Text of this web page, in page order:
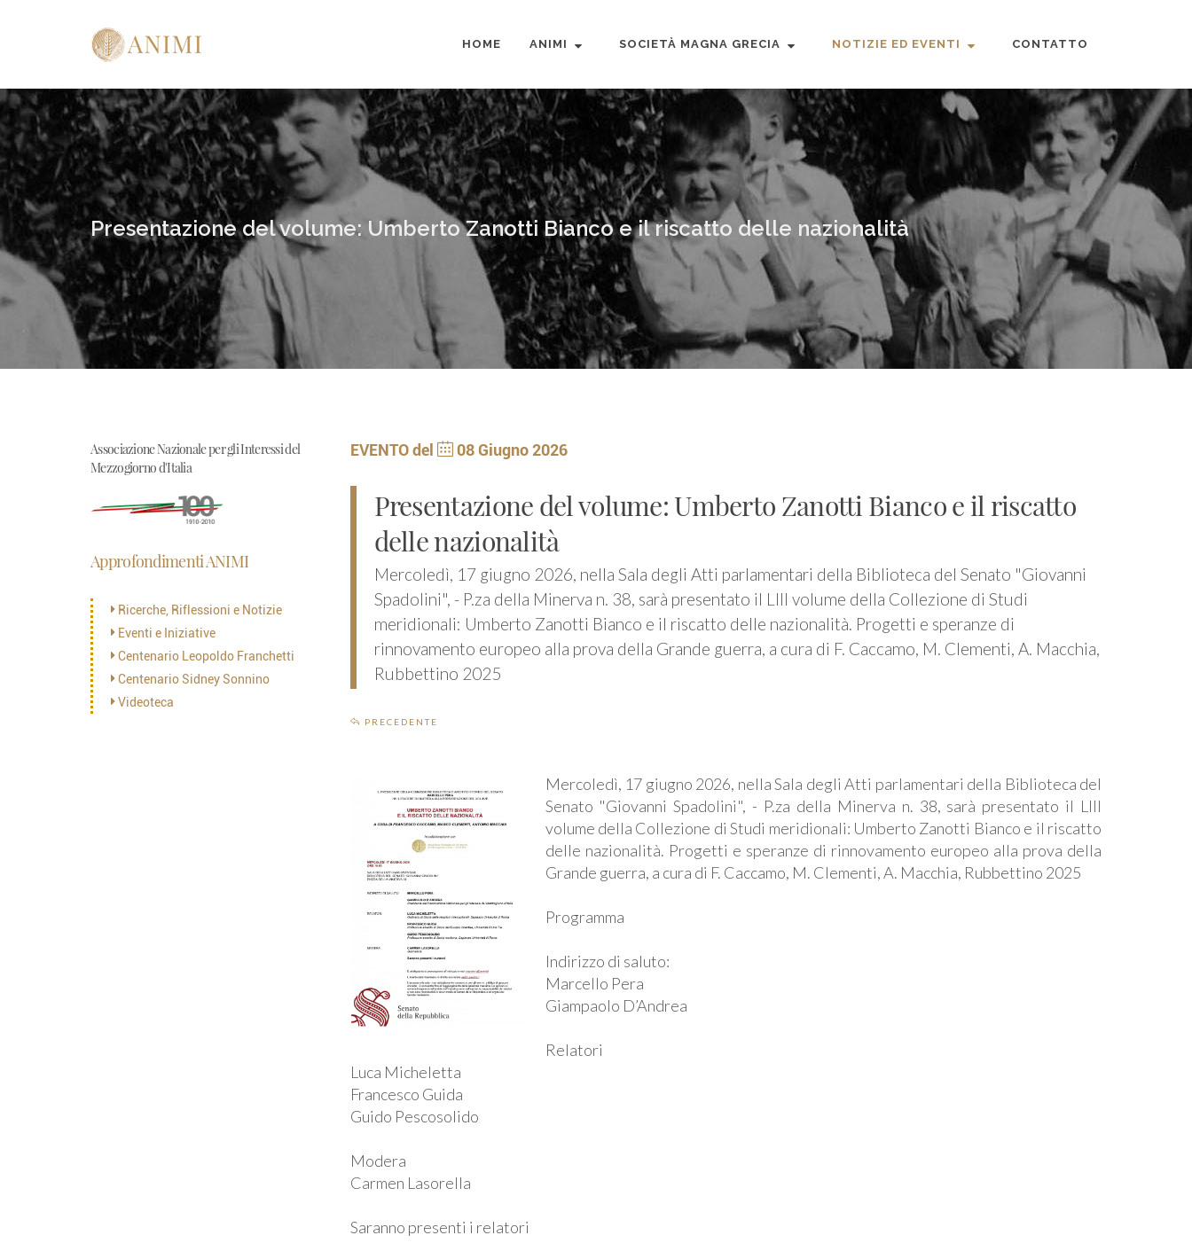
HOME ANIMI SOCIETÀ MAGNA GRECIA NOTIZIE ED EVENTI CONTATTO
Presentazione del volume: Umberto Zanotti Bianco e il riscatto delle nazionalità
Associazione Nazionale per gli Interessi del
Mezzogiorno d'Italia
Approfondimenti ANIMI
Ricerche, Riflessioni e Notizie
Eventi e Iniziative
Centenario Leopoldo Franchetti
Centenario Sidney Sonnino
Videoteca
EVENTO del 08 Giugno 2026
Presentazione del volume: Umberto Zanotti Bianco e il riscatto
delle nazionalità
Mercoledì, 17 giugno 2026, nella Sala degli Atti parlamentari della Biblioteca del Senato "Giovanni
Spadolini", - P.za della Minerva n. 38, sarà presentato il LIII volume della Collezione di Studi
meridionali: Umberto Zanotti Bianco e il riscatto delle nazionalità. Progetti e speranze di
rinnovamento europeo alla prova della Grande guerra, a cura di F. Caccamo, M. Clementi, A. Macchia,
Rubbettino 2025
PRECEDENTE
Mercoledì, 17 giugno 2026, nella Sala degli Atti parlamentari della Biblioteca del
Senato "Giovanni Spadolini", - P.za della Minerva n. 38, sarà presentato il LIII
volume della Collezione di Studi meridionali: Umberto Zanotti Bianco e il riscatto
delle nazionalità. Progetti e speranze di rinnovamento europeo alla prova della
Grande guerra, a cura di F. Caccamo, M. Clementi, A. Macchia, Rubbettino 2025
Programma
Indirizzo di saluto:
Marcello Pera
Giampaolo D’Andrea
Relatori
Luca Micheletta
Francesco Guida
Guido Pescosolido
Modera
Carmen Lasorella
Saranno presenti i relatori